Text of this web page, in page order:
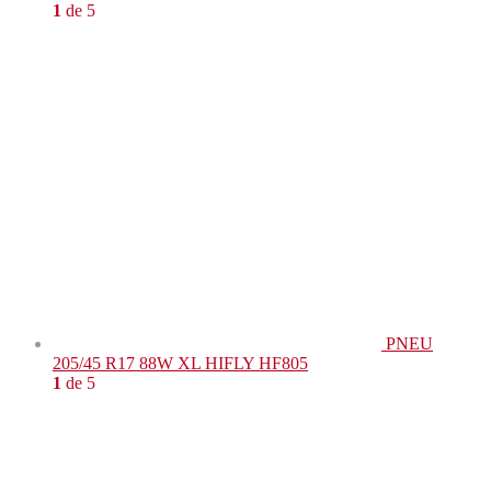
1 de 5
PNEU
205/45 R17 88W XL HIFLY HF805
1 de 5